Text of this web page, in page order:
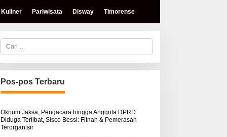
Kuliner Pariwisata Disway Timorense
C
r
i
u
n
u
:
Pos-pos Terbaru
Oknum Jaksa, Pengacara hingga Anggota DPRD
Diduga Terlibat, Sisco Bessi: Fitnah & Pemerasan
Terorganisir